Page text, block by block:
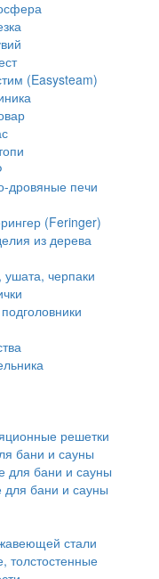
(Easysteam)
дровяные печи
(Feringer)
из дерева
ушата, черпаки
решетки
бани и сауны
для бани и сауны
для бани и сауны
стали